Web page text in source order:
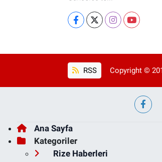
RSS Copyright ©
Ana Sayfa
Kategoriler
Rize Haberleri